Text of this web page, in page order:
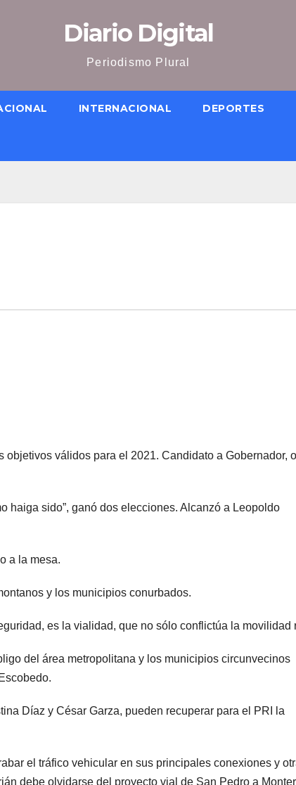
Diario Digital
Periodismo Plural
INTERNACIONAL DEPORTES
válidos para el 2021. Candidato a Gobernador, o
haiga sido”, ganó dos elecciones. Alcanzó a Leopoldo
a la mesa.
y los municipios conurbados.
es la vialidad, que no sólo conflictúa la movilidad
del área metropolitana y los municipios circunvecinos
Díaz y César Garza, pueden recuperar para el PRI la
el tráfico vehicular en sus principales conexiones y
debe olvidarse del proyecto vial de San Pedro a